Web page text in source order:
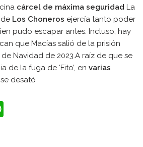
cárcel de máxima seguridad La
Los Choneros ejercía tanto poder
pudo escapar antes. Incluso, hay
que Macías salió de la prisión
Navidad de 2023.A raíz de que se
de la fuga de ‘Fito’, en varias
desató